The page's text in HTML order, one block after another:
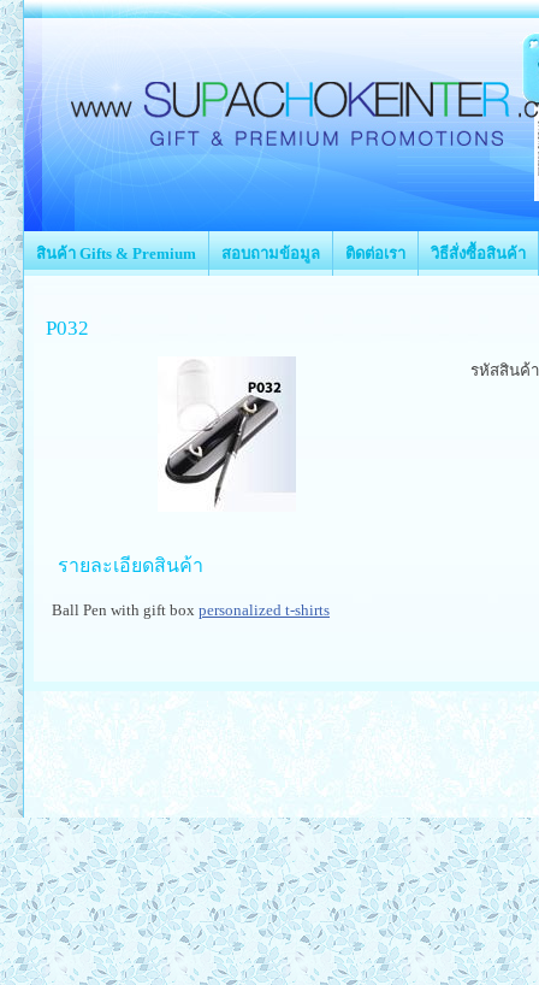
สินค้า Gifts & Premium สอบถามข้อมูล ติดต่อเรา วิธีสั่งซื้อสินค้า
P032
รหัสสินค้
รายละเอียดสินค้า
Ball Pen with gift box personalized t-shirts